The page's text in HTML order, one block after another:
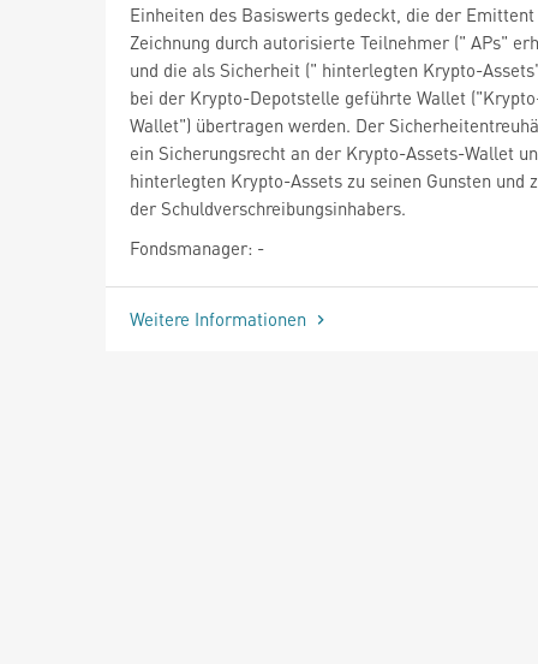
Einheiten des Basiswerts gedeckt, die der
Zeichnung durch autorisierte Teilnehmer (" APs"
und die als Sicherheit (" hinterlegten Krypto-
bei der Krypto-Depotstelle geführte Wallet
Wallet") übertragen werden. Der
ein Sicherungsrecht an der Krypto-Assets-Wallet
hinterlegten Krypto-Assets zu seinen Gunsten und
der Schuldverschreibungsinhabers.
Fondsmanager: -
Weitere Informationen